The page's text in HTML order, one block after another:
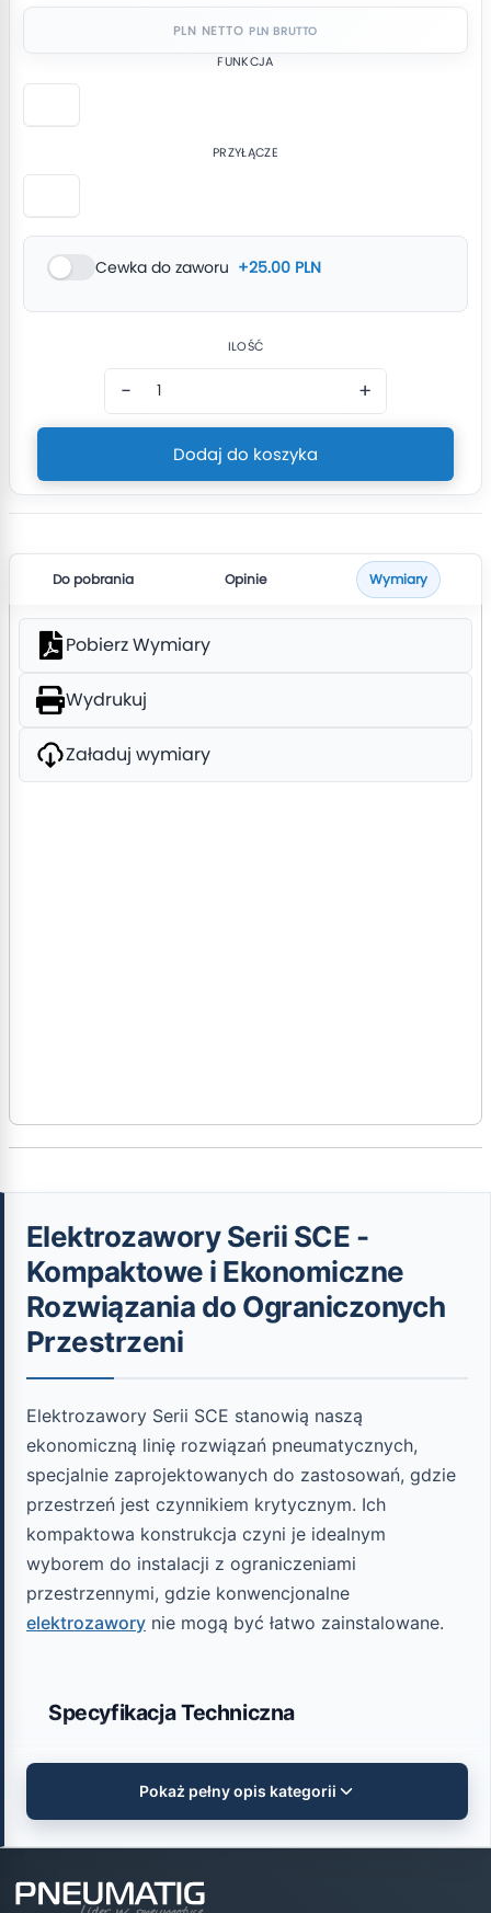
PLN NETTO
FUNKCJA
PRZYŁĄCZE
Cewka do zaworu +25.00 PLN
ILOŚĆ
− +
Dodaj do koszyka
Do pobrania Opinie Wymiary
Pobierz Wymiary
Wydrukuj
Załaduj wymiary
Elektrozawory Serii SCE -
Kompaktowe i Ekonomiczne
Rozwiązania do Ograniczonych
Przestrzeni
Elektrozawory Serii SCE stanowią naszą
ekonomiczną linię rozwiązań pneumatycznych,
specjalnie zaprojektowanych do zastosowań, gdzie
przestrzeń jest czynnikiem krytycznym. Ich
kompaktowa konstrukcja czyni je idealnym
wyborem do instalacji z ograniczeniami
przestrzennymi, gdzie konwencjonalne
elektrozawory nie mogą być łatwo zainstalowane.
Specyfikacja Techniczna
Rozmiar:Konstrukcja znacznie bardziej
Pokaż pełny opis kategorii